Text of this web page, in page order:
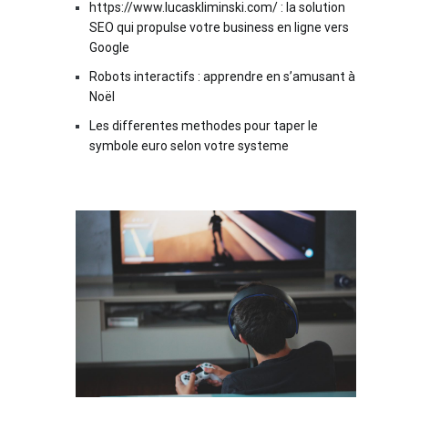
https://www.lucaskliminski.com/ : la solution
SEO qui propulse votre business en ligne vers
Google
Robots interactifs : apprendre en s’amusant à
Noël
Les differentes methodes pour taper le
symbole euro selon votre systeme